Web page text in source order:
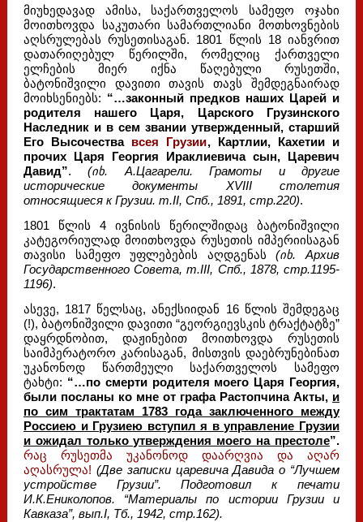
მიუხედავად ამისა, საქართველოს სამეფო ოჯახი
მოითხოვდა საკუთარი სამართლიანი მოთხოვნების
აღსრულებას რუსეთისაგან. 1801 წლის 18 იანვრით
დათარიღებულ წერილში, რომელიც ქართველი
ელჩების მიერ იქნა წაღებული რუსეთში,
ბატონიშვილი დავითი თავის თავს შემდეგნაირად
მოიხსენიებს: “…законный предков наших Царей и
родителя нашего Царя, Царского Грузинского
Наследник и в сем звании утвержденный, старший
Его Высочества всея Грузии, Картлии, Кахетии и
прочих Царя Георгия Ираклиевича сын, Царевич
Давид”.(იხ. А.Цагарели. Грамоты и другие
исторические документы XVIII столетия
относящиеся к Грузии. т.II, Спб., 1891, стр.220).
1801 წლის 4 ივნისის წერილშიდაც ბატონიშვილი
კატეგორიულად მოითხოვდა რუსეთის იმპერიისაგან
თავისი სამეფო უფლებების აღდგენას(იხ. Архив
Государственного Совета, т.III, Спб., 1878, стр.1195-
1196).
ასევე, 1817 წელსაც, ანექსიიდან 16 წლის შემდეგაც
(!), ბატონიშვილი დავითი “გეორგიევსკის ტრაქტატზე”
დაყრდნობით, დაჟინებით მოითხოვდა რუსეთის
საიმპერატორო კარისაგან, მისთვის დაებრუნებინათ
უკანონოდ წართმეული საქართველოს სამეფო
ტახტი: “…по смерти родителя моего Царя Георгия,
были посланы ко мне от графа Растопчина Акты, и
по сим трактатам 1783 года заключенного между
Россиею и Грузиею вступил я в управление Грузии
и ожидал только утверждения моего на престоле”.
რაც რუსეთმა უკანონოდ დაარღვია და აღარ
აღასრულა! (Две записки царевича Давида о “Лучшем
устройстве Грузии”. Подготовил к печати
И.К.Ениколопов. “Материалы по истории Грузии и
Кавказа”, вып.I, Тб., 1942, стр.162).